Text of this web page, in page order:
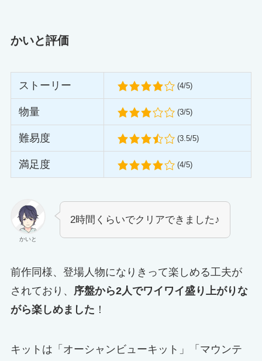
かいと評価
ストーリー (4/5)
物量 (3/5)
難易度 (3.5/5)
満足度 (4/5)
かいと
2時間くらいでクリアできました♪
前作同様、登場人物になりきって楽しめる工夫が
されており、 序盤から2人でワイワイ盛り上がりな
がら楽しめました ！
キットは「オーシャンビューキット」「マウンテ